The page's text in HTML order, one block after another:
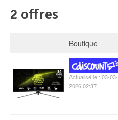
2 offres
Boutique
Actualisé le : 03-03-
2026 02:37